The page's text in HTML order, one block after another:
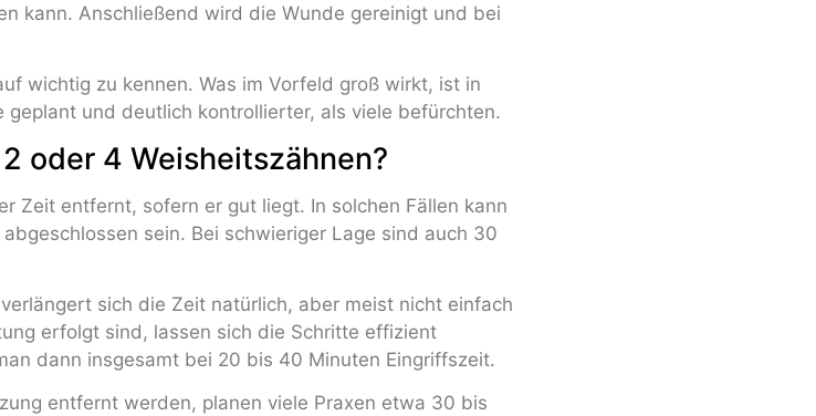
kann. Anschließend wird die Wunde gereinigt und bei
wichtig zu kennen. Was im Vorfeld groß wirkt, ist in
und deutlich kontrollierter, als viele befürchten.
oder 4 Weisheitszähnen?
Zeit entfernt, sofern er gut liegt. In solchen Fällen kann
sein. Bei schwieriger Lage sind auch 30
sich die Zeit natürlich, aber meist nicht einfach
erfolgt sind, lassen sich die Schritte effizient
dann insgesamt bei 20 bis 40 Minuten Eingriffszeit.
entfernt werden, planen viele Praxen etwa 30 bis